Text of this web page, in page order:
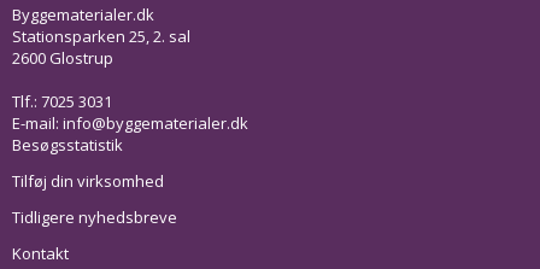
Byggematerialer.dk
Stationsparken 25, 2. sal
2600 Glostrup
Tlf.: 7025 3031
E-mail: info@byggematerialer.dk
Besøgsstatistik
Tilføj din virksomhed
Tidligere nyhedsbreve
Kontakt